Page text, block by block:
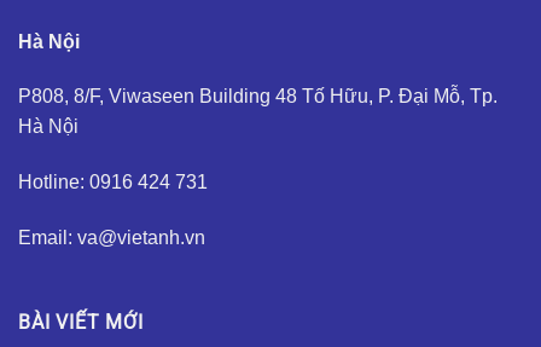
Hà Nội
P808, 8/F, Viwaseen Building 48 Tố Hữu, P. Đại Mỗ, Tp.
Hà Nội
Hotline: 0916 424 731
Email: va@vietanh.vn
BÀI VIẾT MỚI